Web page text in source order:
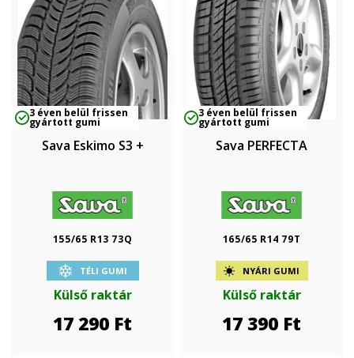
3 éven belül frissen
gyártott gumi
Sava Eskimo S3 +
155/65 R13 73Q
TÉLI GUMI
Külső raktár
17 290 Ft
3 éven belül frissen
gyártott gumi
Sava PERFECTA
165/65 R14 79T
NYÁRI GUMI
Külső raktár
17 390 Ft